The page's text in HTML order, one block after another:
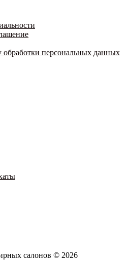
обработки персональных данных
салонов © 2026